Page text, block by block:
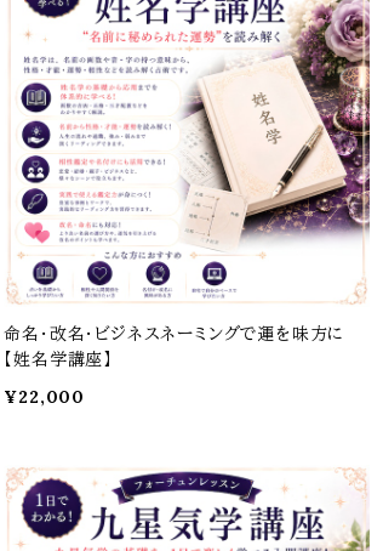
命名・改名・ビジネスネーミングで運を味方に
【姓名学講座】
¥22,000